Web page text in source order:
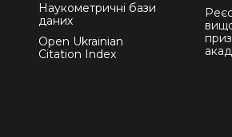
Наукометричні бази
даних
Open Ukrainian
Citation Index